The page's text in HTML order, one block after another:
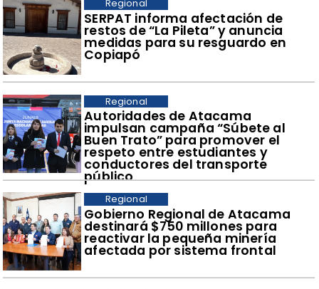
SERPAT informa afectación de
restos de “La Pileta” y anuncia
medidas para su resguardo en
Copiapó
Regional
Autoridades de Atacama
impulsan campaña “Súbete al
Buen Trato” para promover el
respeto entre estudiantes y
conductores del transporte
público
Regional
Gobierno Regional de Atacama
destinará $750 millones para
reactivar la pequeña minería
afectada por sistema frontal
Regional